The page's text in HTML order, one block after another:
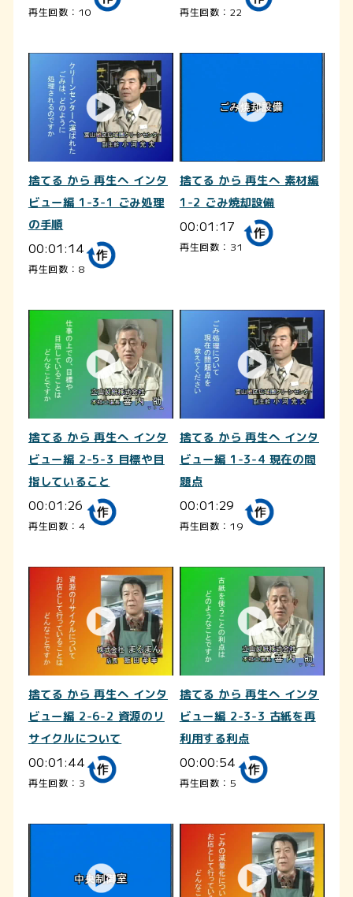
再生回数：10 再生回数：22
捨てる から 再生へ インタ
ビュー編 1-3-1 ごみ処理
の手順
00:01:14
再生回数：8
捨てる から 再生へ 素材編
1-2 ごみ焼却設備
00:01:17
再生回数：31
捨てる から 再生へ インタ
ビュー編 2-5-3 目標や目
指していること
00:01:26
再生回数：4
捨てる から 再生へ インタ
ビュー編 1-3-4 現在の問
題点
00:01:29
再生回数：19
捨てる から 再生へ インタ
ビュー編 2-6-2 資源のリ
サイクルについて
00:01:44
再生回数：3
捨てる から 再生へ インタ
ビュー編 2-3-3 古紙を再
利用する利点
00:00:54
再生回数：5